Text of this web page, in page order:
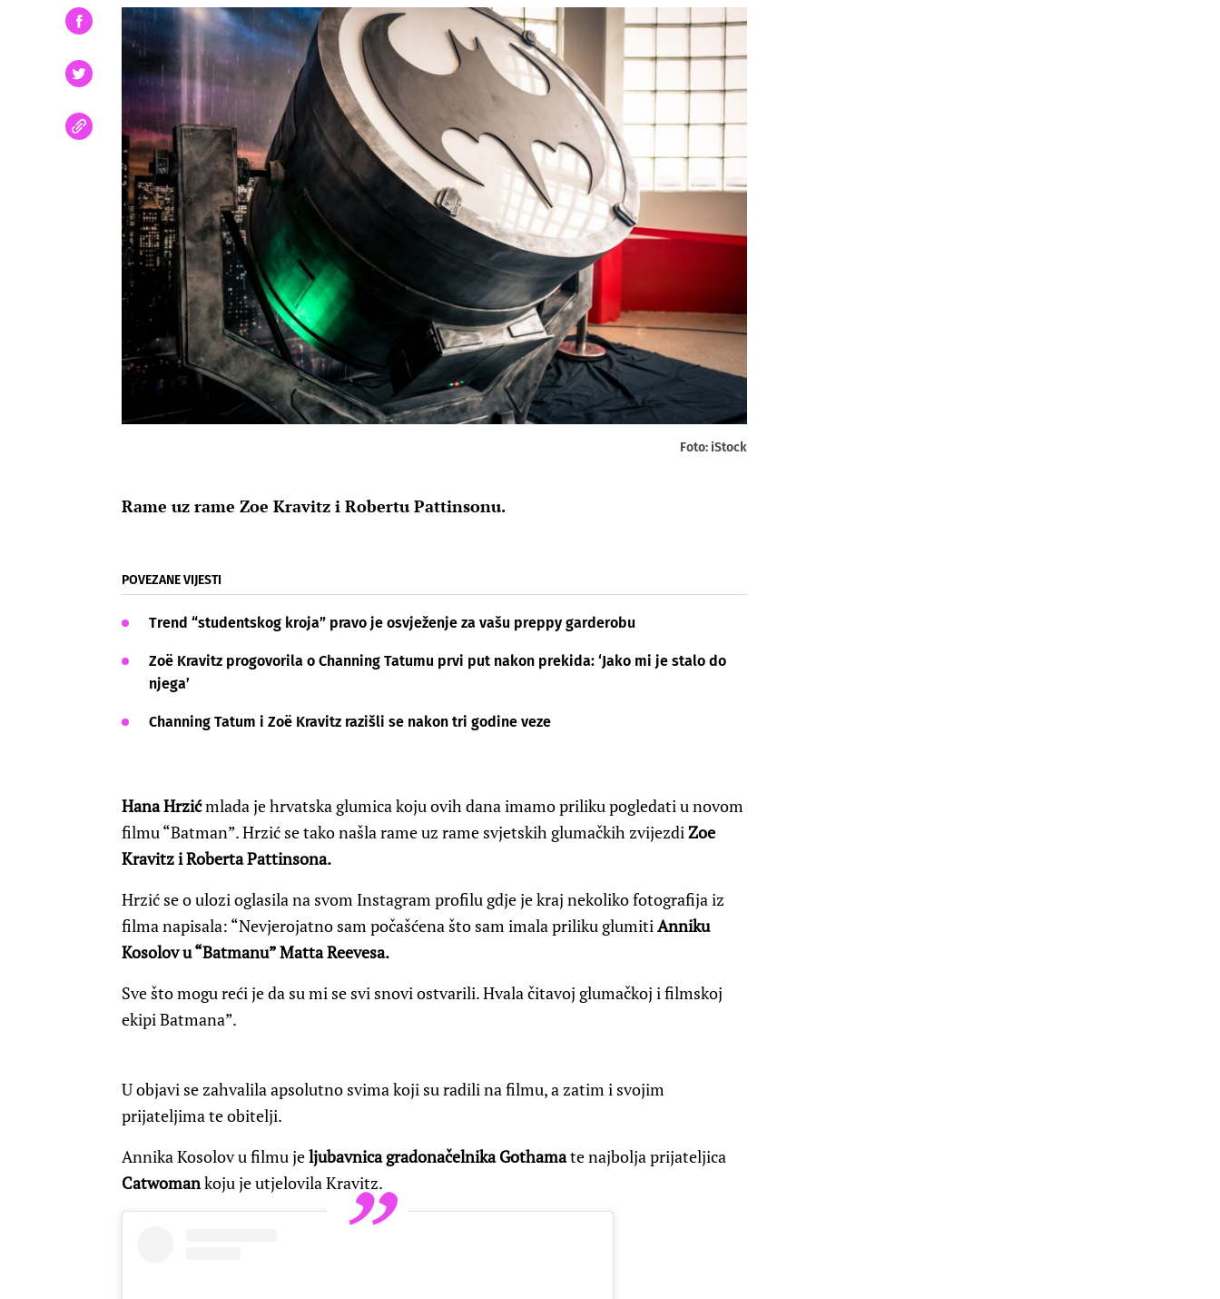
Foto: iStock
Rame uz rame Zoe Kravitz i Robertu Pattinsonu.
POVEZANE VIJESTI
Trend “studentskog kroja” pravo je osvježenje za vašu preppy garderobu
Zoë Kravitz progovorila o Channing Tatumu prvi put nakon prekida: ‘Jako mi je stalo do
njega’
Channing Tatum i Zoë Kravitz razišli se nakon tri godine veze
Hana Hrzićmlada je hrvatska glumica koju ovih dana imamo priliku pogledati u novom
filmu “Batman”. Hrzić se tako našla rame uz rame svjetskih glumačkih zvijezdiZoe
Kravitz i Roberta Pattinsona.
Hrzić se o ulozi oglasila na svom Instagram profilu gdje je kraj nekoliko fotografija iz
filma napisala: “Nevjerojatno sam počašćena što sam imala priliku glumitiAnniku
Kosolov u “Batmanu” Matta Reevesa.
Sve što mogu reći je da su mi se svi snovi ostvarili. Hvala čitavoj glumačkoj i filmskoj
ekipi Batmana”.
U objavi se zahvalila apsolutno svima koji su radili na filmu, a zatim i svojim
prijateljima te obitelji.
Annika Kosolov u filmu jeljubavnica gradonačelnika Gothamate najbolja prijateljica
Catwomankoju je utjelovila Kravitz.